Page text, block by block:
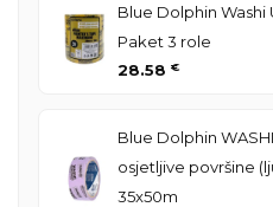
Blue Dolphin Washi
Paket 3 role
28.58 €
Blue Dolphin
osjetljive površine
35x50m